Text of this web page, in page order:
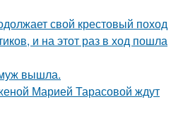
свой крестовый поход
и на этот раз в ход пошла
вышла.
Марией Тарасовой ждут